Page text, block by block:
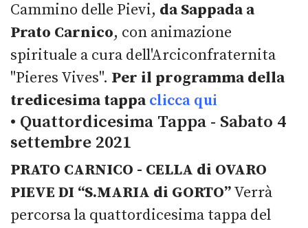
Cammino delle Pievi, da Sappada a
Prato Carnico, con animazione
spirituale a cura dell'Arciconfraternita
"Pieres Vives". Per il programma della
tredicesima tappaclicca qui
• Quattordicesima Tappa - Sabato 4
settembre 2021
PRATO CARNICO - CELLA di OVARO
PIEVE DI “S.MARIA di GORTO”Verrà
percorsa la quattordicesima tappa del